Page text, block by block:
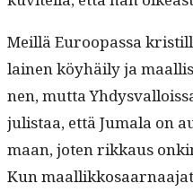
Meil­lä Euroopas­sa
lainen köy­häi­ly ja
nen, mut­ta
julis­taa, että Jumala on
maan, joten rikkaus
Kun